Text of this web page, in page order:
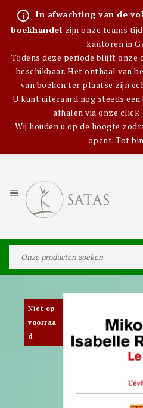
info_outline In afwachting van de
boekhandel zijn onze teams
kantoren in
Tijdens deze periode blijft onze
beschikbaar. Het onthaal van
van boeken ter plaatse zijn
U kunt uiteraard nog steeds
afhalen via onze
Wij houden u op de hoogte
opent. Tot

Niet op
voorraa
d